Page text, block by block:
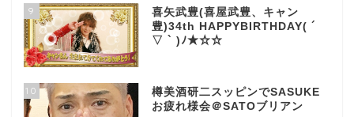
9
喜矢武豊(喜屋武豊、キャン
豊)34th HAPPYBIRTHDAY( ´
▽ ` )ﾉ★☆☆
10
樽美酒研二スッピンでSASUKE
お疲れ様会＠SATOブリアン